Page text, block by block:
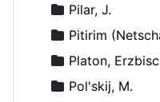
Pilar, J.
Pitirim (Netschajew),
Platon,
Pol'skij, M.